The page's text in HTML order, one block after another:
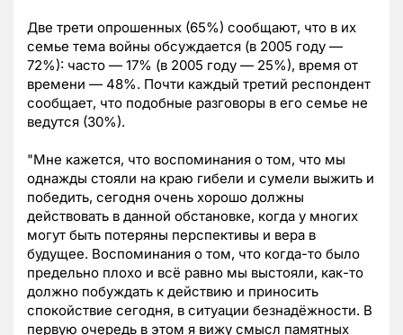
Две трети опрошенных (65%) сообщают, что в их
семье тема войны обсуждается (в 2005 году —
72%): часто — 17% (в 2005 году — 25%), время от
времени — 48%. Почти каждый третий респондент
сообщает, что подобные разговоры в его семье не
ведутся (30%).
"Мне кажется, что воспоминания о том, что мы
однажды стояли на краю гибели и сумели выжить и
победить, сегодня очень хорошо должны
действовать в данной обстановке, когда у многих
могут быть потеряны перспективы и вера в
будущее. Воспоминания о том, что когда-то было
предельно плохо и всё равно мы выстояли, как-то
должно побуждать к действию и приносить
спокойствие сегодня, в ситуации безнадёжности. В
первую очередь в этом я вижу смысл памятных